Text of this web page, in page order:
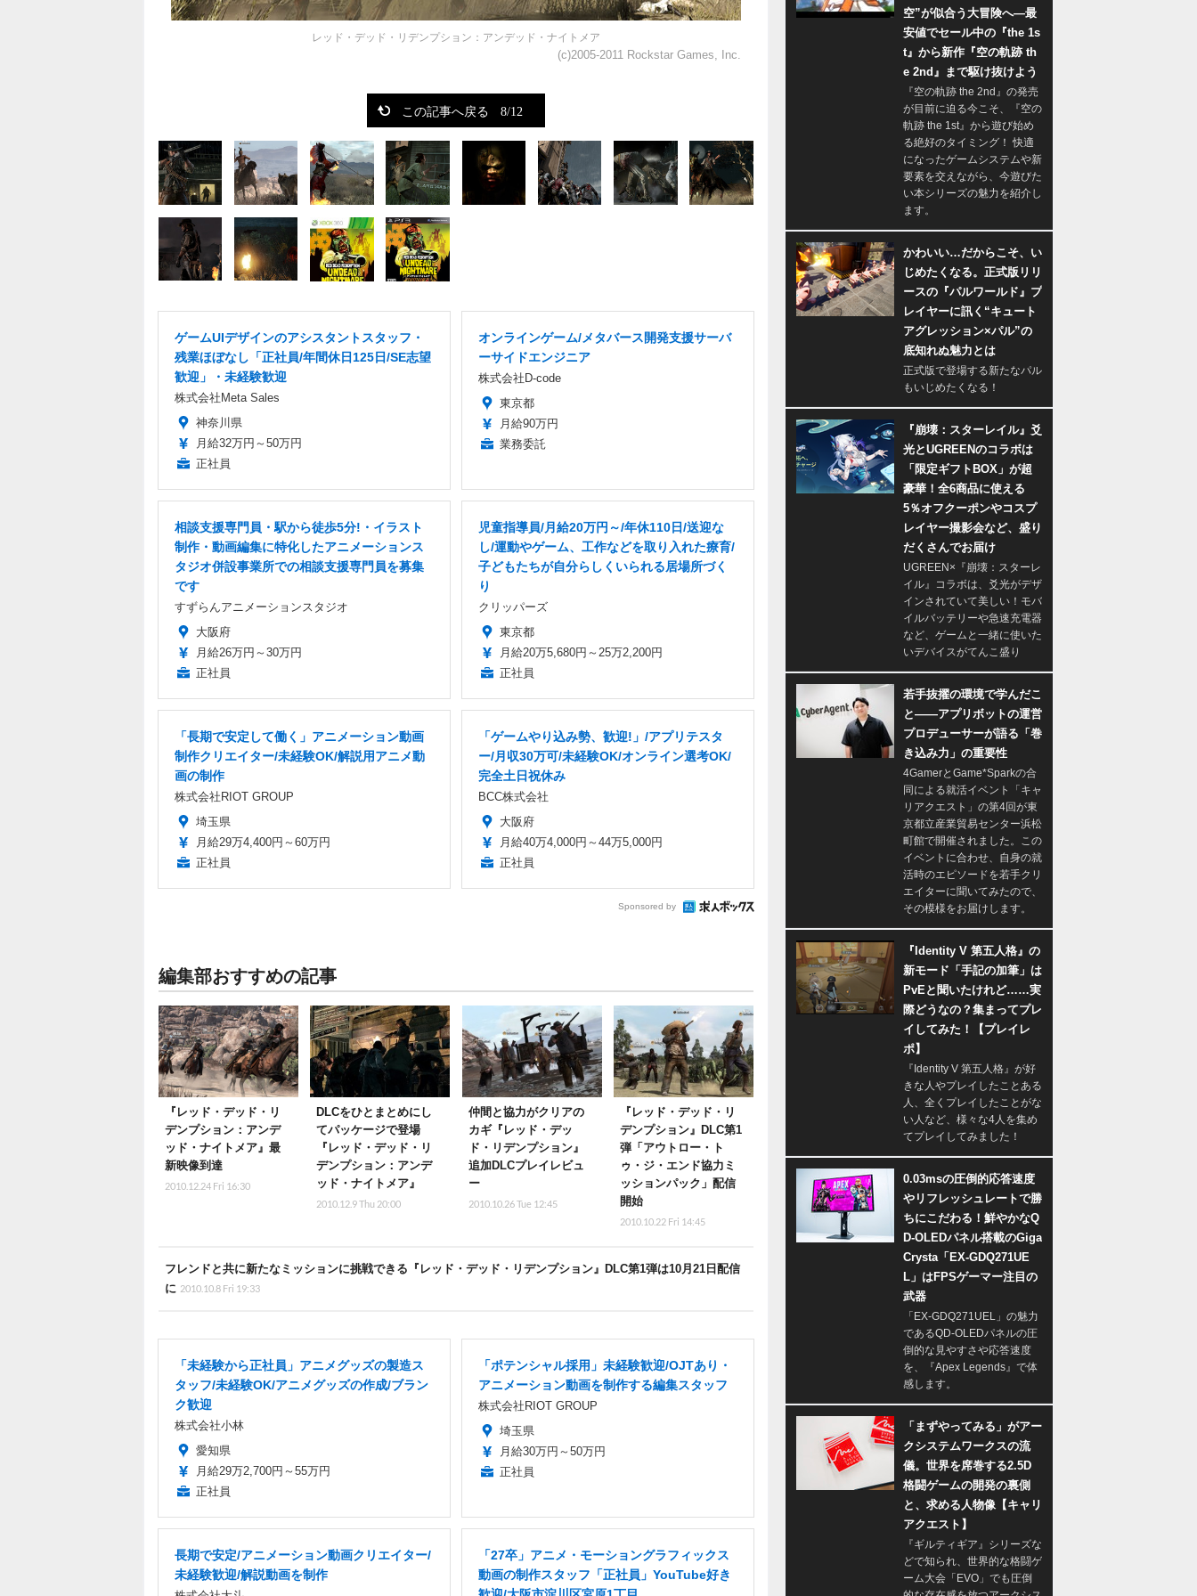
(c)2005-2011 Rockstar Games, Inc.
レッド・デッド・リデンプション：アンデッド・ナイトメア
この記事へ戻る 8/12
ゲームUIデザインのアシスタントスタッフ・
残業ほぼなし「正社員/年間休日125日/SE志望
歓迎」・未経験歓迎
株式会社Meta Sales
神奈川県
月給32万円～50万円
正社員
オンラインゲーム/メタバース開発支援サーバ
ーサイドエンジニア
株式会社D-code
東京都
月給90万円
業務委託
相談支援専門員・駅から徒歩5分!・イラスト
制作・動画編集に特化したアニメーションス
タジオ併設事業所での相談支援専門員を募集
です
すずらんアニメーションスタジオ
大阪府
月給26万円～30万円
正社員
児童指導員/月給20万円～/年休110日/送迎な
し/運動やゲーム、工作などを取り入れた療育/
子どもたちが自分らしくいられる居場所づく
り
クリッパーズ
東京都
月給20万5,680円～25万2,200円
正社員
「長期で安定して働く」アニメーション動画
制作クリエイター/未経験OK/解説用アニメ動
画の制作
株式会社RIOT GROUP
埼玉県
月給29万4,400円～60万円
正社員
「ゲームやり込み勢、歓迎!」/アプリテスタ
ー/月収30万可/未経験OK/オンライン選考OK/
完全土日祝休み
BCC株式会社
大阪府
月給40万4,000円～44万5,000円
正社員
Sponsored by
編集部おすすめの記事
『レッド・デッド・リ
デンプション：アンデ
ッド・ナイトメア』最
新映像到達
2010.12.24 Fri 16:30
DLCをひとまとめにし
てパッケージで登場
『レッド・デッド・リ
デンプション：アンデ
ッド・ナイトメア』
2010.12.9 Thu 20:00
仲間と協力がクリアの
カギ『レッド・デッ
ド・リデンプション』
追加DLCプレイレビュ
ー
2010.10.26 Tue 12:45
『レッド・デッド・リ
デンプション』DLC第1
弾「アウトロー・ト
ゥ・ジ・エンド協力ミ
ッションパック」配信
開始
2010.10.22 Fri 14:45
フレンドと共に新たなミッションに挑戦できる『レッド・デッド・リデンプション』DLC第1弾は10月21日配信
に 2010.10.8 Fri 19:33
「未経験から正社員」アニメグッズの製造ス
タッフ/未経験OK/アニメグッズの作成/ブラン
ク歓迎
株式会社小林
愛知県
月給29万2,700円～55万円
正社員
「ポテンシャル採用」未経験歓迎/OJTあり・
アニメーション動画を制作する編集スタッフ
株式会社RIOT GROUP
埼玉県
月給30万円～50万円
正社員
長期で安定/アニメーション動画クリエイター/
未経験歓迎/解説動画を制作
「27卒」アニメ・モーショングラフィックス
動画の制作スタッフ「正社員」YouTube好き
空”が似合う大冒険へ―最
安値でセール中の『the 1s
t』から新作『空の軌跡 th
e 2nd』まで駆け抜けよう
『空の軌跡 the 2nd』の発売
が目前に迫る今こそ、『空の
軌跡 the 1st』から遊び始め
る絶好のタイミング！ 快適
になったゲームシステムや新
要素を交えながら、今遊びた
い本シリーズの魅力を紹介し
ます。
かわいい…だからこそ、い
じめたくなる。正式版リリ
ースの『パルワールド』プ
レイヤーに訊く“キュート
アグレッション×パル”の
底知れぬ魅力とは
正式版で登場する新たなパル
もいじめたくなる！
『崩壊：スターレイル』爻
光とUGREENのコラボは
「限定ギフトBOX」が超
豪華！全6商品に使える
5％オフクーポンやコスプ
レイヤー撮影会など、盛り
だくさんでお届け
UGREEN×『崩壊：スターレ
イル』コラボは、爻光がデザ
インされていて美しい！モバ
イルバッテリーや急速充電器
など、ゲームと一緒に使いた
いデバイスがてんこ盛り
若手抜擢の環境で学んだこ
と――アプリボットの運営
プロデューサーが語る「巻
き込み力」の重要性
4GamerとGame*Sparkの合
同による就活イベント「キャ
リアクエスト」の第4回が東
京都立産業貿易センター浜松
町館で開催されました。この
イベントに合わせ、自身の就
活時のエピソードを若手クリ
エイターに聞いてみたので、
その模様をお届けします。
『Identity V 第五人格』の
新モード「手記の加筆」は
PvEと聞いたけれど……実
際どうなの？集まってプレ
イしてみた！【プレイレ
ポ】
『Identity V 第五人格』が好
きな人やプレイしたことある
人、全くプレイしたことがな
い人など、様々な4人を集め
てプレイしてみました！
0.03msの圧倒的応答速度
やリフレッシュレートで勝
ちにこだわる！鮮やかなQ
D-OLEDパネル搭載のGiga
Crysta「EX-GDQ271UE
L」はFPSゲーマー注目の
武器
「EX-GDQ271UEL」の魅力
であるQD-OLEDパネルの圧
倒的な見やすさや応答速度
を、『Apex Legends』で体
感します。
「まずやってみる」がアー
クシステムワークスの流
儀。世界を席巻する2.5D
格闘ゲームの開発の裏側
と、求める人物像【キャリ
アクエスト】
『ギルティギア』シリーズな
どで知られ、世界的な格闘ゲ
ーム大会「EVO」でも圧倒